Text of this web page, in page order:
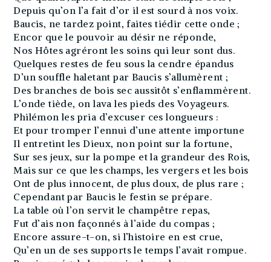
Depuis qu’on l’a fait d’or il est sourd à nos voix.
Baucis, ne tardez point, faites tiédir cette onde ;
Encor que le pouvoir au désir ne réponde,
Nos Hôtes agréront les soins qui leur sont dus.
Quelques restes de feu sous la cendre épandus
D’un souffle haletant par Baucis s’allumèrent ;
Des branches de bois sec aussitôt s’enflammèrent.
L’onde tiède, on lava les pieds des Voyageurs.
Philémon les pria d’excuser ces longueurs :
Et pour tromper l’ennui d’une attente importune
Il entretint les Dieux, non point sur la fortune,
Sur ses jeux, sur la pompe et la grandeur des Rois,
Mais sur ce que les champs, les vergers et les bois
Ont de plus innocent, de plus doux, de plus rare ;
Cependant par Baucis le festin se prépare.
La table où l’on servit le champêtre repas,
Fut d’ais non façonnés à l’aide du compas ;
Encore assure-t-on, si l’histoire en est crue,
Qu’en un de ses supports le temps l’avait rompue.